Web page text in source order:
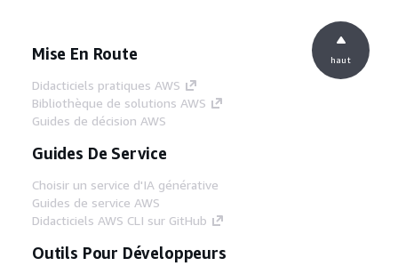
Mise En Route
Didacticiels pratiques AWS
Bibliothèque de solutions AWS
Guides de décision AWS
Guides De Service
Choisir un service d'IA générative
Guides de service AWS
Didacticiels AWS CLI sur GitHub
Outils Pour Développeurs
haut